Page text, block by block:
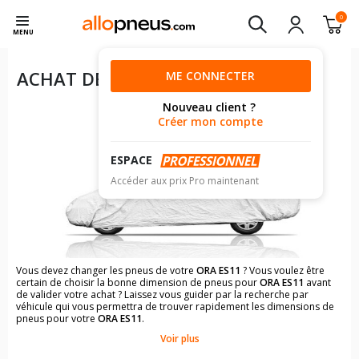
MENU
0
ME CONNECTER
Nouveau client ?
Créer mon compte
ESPACE
Accéder aux prix Pro maintenant
ACHAT DE PNEUS POUR VOTRE
ORA ES11
Vous devez changer les pneus de votre ORA ES11 ? Vous voulez être
certain de choisir la bonne dimension de pneus pourORA ES11 avant
de valider votre achat ? Laissez vous guider par la recherche par
véhicule qui vous permettra de trouver rapidement les dimensions de
pneus pour votre ORA ES11.
Il n'est pas toujours évident de s'y retrouver dans le choix des
Voir plus